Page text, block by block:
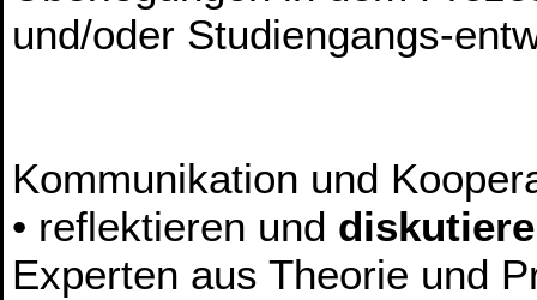
und/oder Studiengangs-
Kommunikation und
• reflektieren und
Experten aus Theorie und